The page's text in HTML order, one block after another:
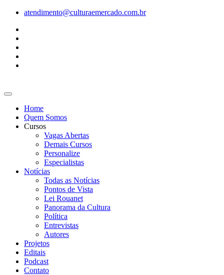
conteúdo
atendimento@culturaemercado.com.br
Home
Quem Somos
Cursos
Vagas Abertas
Demais Cursos
Personalize
Especialistas
Notícias
Todas as Notícias
Pontos de Vista
Lei Rouanet
Panorama da Cultura
Política
Entrevistas
Autores
Projetos
Editais
Podcast
Contato